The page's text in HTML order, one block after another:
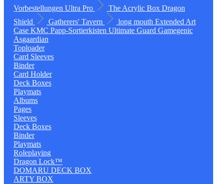
Vorbestellungen Ultra Pro The Acrylic Box Dragon
Shield
Gatherers' Tavern long mouth Extended Art
Case KMC Papp-Sortierkisten Ultimate Guard Gamegenic
Asgaardian
Toploader
Card Sleeves
Binder
Card Holder
Deck Boxes
Playmats
Albums
Pages
Sleeves
Deck Boxes
Binder
Playmats
Roleplaying
Dragon Lock™
DOMARU DECK BOX
ARTY BOX